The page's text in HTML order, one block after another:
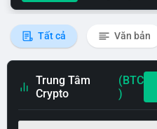
Tất cả Văn bản
Trung Tâm
Crypto
(BTC
)